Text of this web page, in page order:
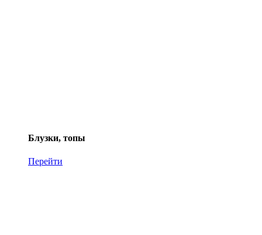
Блузки, топы
Перейти